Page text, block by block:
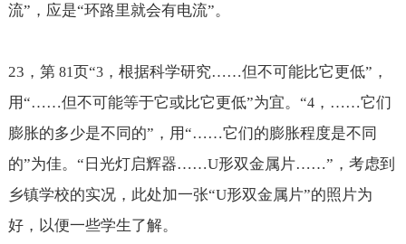
流”，应是“环路里就会有电流”。
23 ，第81页“3，根据科学研究……但不可能比它更低”，
用“……但不可能等于它或比它更低”为宜。“4， ……它们
膨胀的多少是不同的”，用“……它们的膨胀程度是不同
的”为佳。“日光灯启辉器……U形双金属片……”，考虑到
乡镇学校的实况，此处加一张“U形双金属片”的照片为
好，以便一些学生了解。